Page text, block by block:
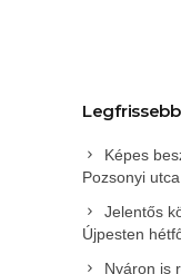
Képes
Pozsonyi
Jelentős
Újpesten
Nyáron is